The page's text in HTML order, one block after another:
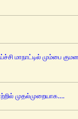
மாநாட்டில் மும்பை
முதல்முறையாக….